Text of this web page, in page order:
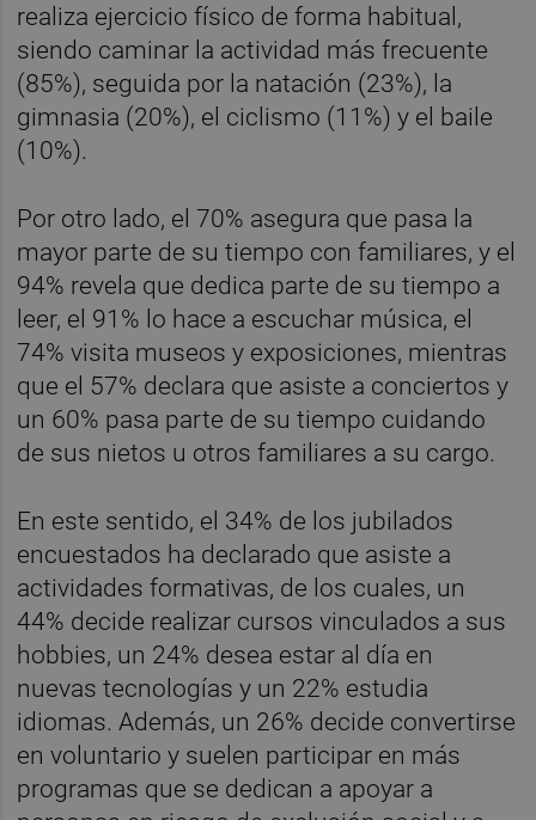
realiza ejercicio físico de forma habitual,
siendo caminar la actividad más frecuente
(85%), seguida por la natación (23%), la
gimnasia (20%), el ciclismo (11%) y el baile
(10%).
Por otro lado, el 70% asegura que pasa la
mayor parte de su tiempo con familiares, y el
94% revela que dedica parte de su tiempo a
leer, el 91% lo hace a escuchar música, el
74% visita museos y exposiciones, mientras
que el 57% declara que asiste a conciertos y
un 60% pasa parte de su tiempo cuidando
de sus nietos u otros familiares a su cargo.
En este sentido, el 34% de los jubilados
encuestados ha declarado que asiste a
actividades formativas, de los cuales, un
44% decide realizar cursos vinculados a sus
hobbies, un 24% desea estar al día en
nuevas tecnologías y un 22% estudia
idiomas. Además, un 26% decide convertirse
en voluntario y suelen participar en más
programas que se dedican a apoyar a